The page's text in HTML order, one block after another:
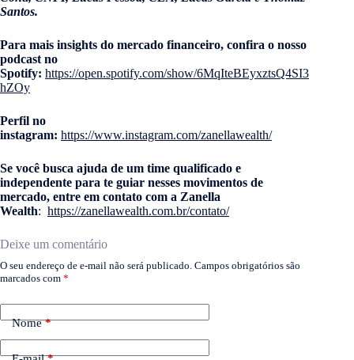
Santos.
Para mais insights do mercado financeiro, confira o nosso
podcast no
Spotify: https://open.spotify.com/show/6MqIteBEyxztsQ4SI3
hZOy
Perfil no
instagram: https://www.instagram.com/zanellawealth/
Se você busca ajuda de um time qualificado e
independente para te guiar nesses movimentos de
mercado, entre em contato com a Zanella
Wealth: https://zanellawealth.com.br/contato/
Deixe um comentário
O seu endereço de e-mail não será publicado. Campos obrigatórios são
marcados com *
Nome*